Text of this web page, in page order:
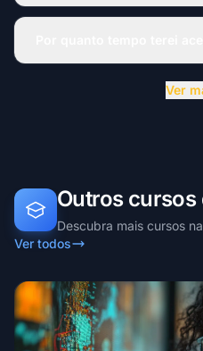
Ver
Outros cursos
Descubra mais cursos
Ver todos